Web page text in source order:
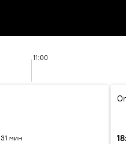
11:00
31 мин